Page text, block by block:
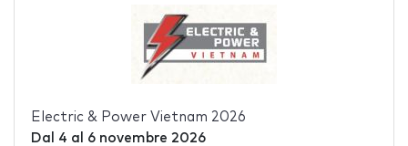
Electric & Power Vietnam 2026
Dal 4 al 6 novembre 2026